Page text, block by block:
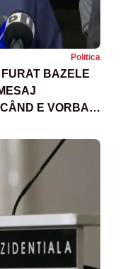
Politica
BAZELE
E VORBA